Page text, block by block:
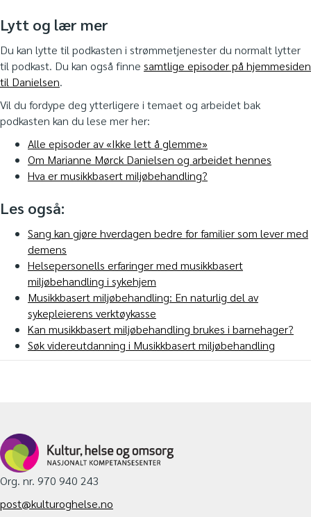
Lytt og lær mer
Du kan lytte til podkasten i strømmetjenester du normalt lytter
til podkast. Du kan også finne samtlige episoder på hjemmesiden
til Danielsen.
Vil du fordype deg ytterligere i temaet og arbeidet bak
podkasten kan du lese mer her:
Alle episoder av «Ikke lett å glemme»
Om Marianne Mørck Danielsen og arbeidet hennes
Hva er musikkbasert miljøbehandling?
Les også:
Sang kan gjøre hverdagen bedre for familier som lever med
demens
Helsepersonells erfaringer med musikkbasert
miljøbehandling i sykehjem
Musikkbasert miljøbehandling: En naturlig del av
sykepleierens verktøykasse
Kan musikkbasert miljøbehandling brukes i barnehager?
Søk videreutdanning i Musikkbasert miljøbehandling
Org. nr. 970 940 243
post@kulturoghelse.no